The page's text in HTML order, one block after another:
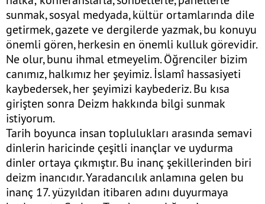
sunmak, sosyal medyada, kültür ortamlarında dile
getirmek, gazete ve dergilerde yazmak, bu konuyu
önemli gören, herkesin en önemli kulluk görevidir.
Ne olur, bunu ihmal etmeyelim. Öğrenciler bizim
canımız, halkımız her şeyimiz. İslamî hassasiyeti
kaybedersek, her şeyimizi kaybederiz. Bu kısa
girişten sonra Deizm hakkında bilgi sunmak
istiyorum.
Tarih boyunca insan toplulukları arasında semavi
dinlerin haricinde çeşitli inançlar ve uydurma
dinler ortaya çıkmıştır. Bu inanç şekillerinden biri
deizm inancıdır. Yaradancılık anlamına gelen bu
inanç 17. yüzyıldan itibaren adını duyurmaya